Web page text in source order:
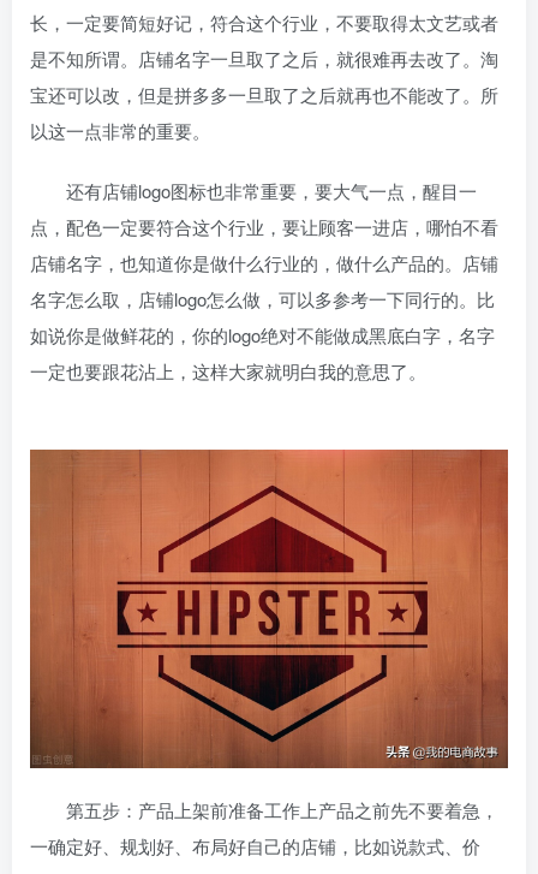
长，一定要简短好记，符合这个行业，不要取得太文艺或者
是不知所谓。店铺名字一旦取了之后，就很难再去改了。淘
宝还可以改，但是拼多多一旦取了之后就再也不能改了。所
以这一点非常的重要。
还有店铺logo图标也非常重要，要大气一点，醒目一
点，配色一定要符合这个行业，要让顾客一进店，哪怕不看
店铺名字，也知道你是做什么行业的，做什么产品的。店铺
名字怎么取，店铺logo怎么做，可以多参考一下同行的。比
如说你是做鲜花的，你的logo绝对不能做成黑底白字，名字
一定也要跟花沾上，这样大家就明白我的意思了。
第五步：产品上架前准备工作上产品之前先不要着急，
一确定好、规划好、布局好自己的店铺，比如说款式、价